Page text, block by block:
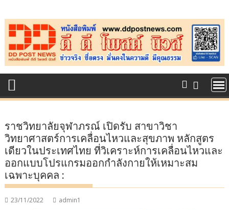
to
content
ราชวิทยาลัยจุฬาภรณ์ เปิดรับ สาขาวิชา
วิทยาศาสตร์การเคลื่อนไหวและสุขภาพ หลักสูตร
เดียวในประเทศไทย ที่วิเคราะห์การเคลื่อนไหวและ
ออกแบบโปรแกรมออกกำลังกายให้เหมาะสม
เฉพาะบุคคล :
23/11/2022 admin1